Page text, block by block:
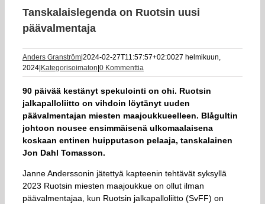
Tanskalaislegenda on Ruotsin uusi
päävalmentaja
Anders Granström 2024-02-27T11:57:57+02:0027 helmikuun,
2024 Kategorisoimaton 0 Kommenttia
90 päivää kestänyt spekulointi on ohi. Ruotsin
jalkapalloliitto on vihdoin löytänyt uuden
päävalmentajan miesten maajoukkueelleen. Blågultin
johtoon nousee ensimmäisenä ulkomaalaisena
koskaan entinen huipputason pelaaja, tanskalainen
Jon Dahl Tomasson.
Janne Anderssonin jätettyä kapteenin tehtävät syksyllä
2023 Ruotsin miesten maajoukkue on ollut ilman
päävalmentajaa, kun Ruotsin jalkapalloliitto (SvFF) on